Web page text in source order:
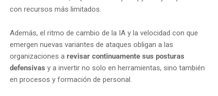
con recursos más limitados.
Además, el ritmo de cambio de la IA y la velocidad con que
emergen nuevas variantes de ataques obligan a las
organizaciones a revisar continuamente sus posturas
defensivas y a invertir no solo en herramientas, sino también
en procesos y formación de personal.